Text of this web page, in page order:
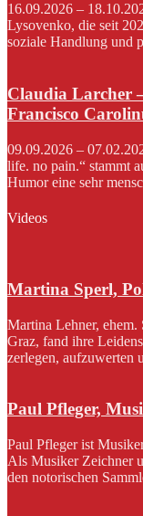
16.09.2026 –
Lysovenko, die seit
soziale Handlung und
Claudia Larcher
Francisco
09.09.2026 –
life. no pain.“ stammt
Humor eine sehr
Videos
Martina Sperl,
Martina Lehner,
Graz, fand ihre
zerlegen, aufzuwerten
Paul Pfleger,
Paul Pfleger ist
Als Musiker Zeichner
den notorischen